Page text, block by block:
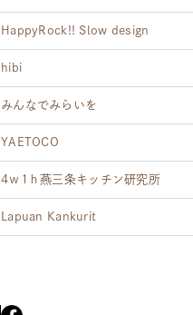
HappyRock!! Slow design
hibi
みんなでみらいを
YAETOCO
4ｗ1ｈ燕三条キッチン研究所
Lapuan Kankurit